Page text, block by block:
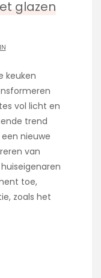
glazen
keuken
vol licht en
trend
nieuwe
van
toe,
zoals het